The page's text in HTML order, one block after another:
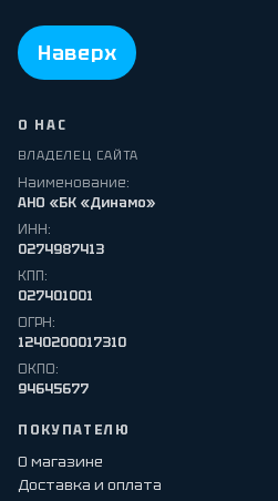
Наверх
О НАС
ВЛАДЕЛЕЦ САЙТА
Наименование:
АНО «БК «Динамо»
ИНН:
0274987413
КПП:
027401001
ОГРН:
1240200017310
ОКПО:
94645677
ПОКУПАТЕЛЮ
О магазине
Доставка и оплата